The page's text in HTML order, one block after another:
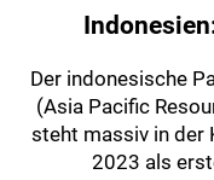
Der indonesische
(Asia Pacific
steht massiv in der
2023 als